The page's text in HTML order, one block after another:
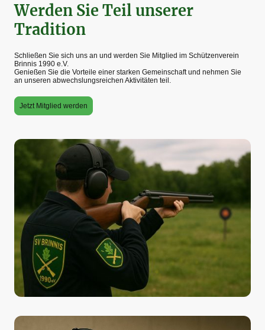
Werden Sie Teil unserer
Tradition
Schließen Sie sich uns an und werden Sie Mitglied im Schützenverein
Brinnis 1990 e.V.
Genießen Sie die Vorteile einer starken Gemeinschaft und nehmen Sie
an unseren abwechslungsreichen Aktivitäten teil.
Jetzt Mitglied werden